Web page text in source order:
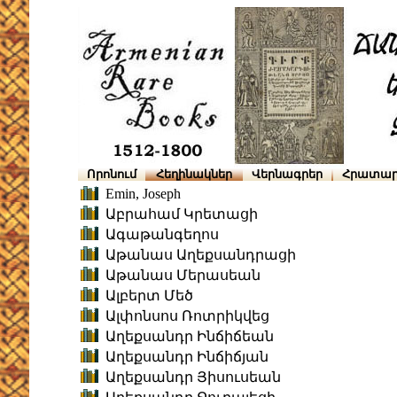
Որոնում Հեղինակներ Վերնագրեր
Emin, Joseph
Աբրահամ Կրետացի
Ագաթանգեղոս
Աթանաս Աղեքսանդրացի
Աթանաս Մերասեան
Ալբերտ Մեծ
Ալփոնսոս Ռոտրիկվեց
Աղեքսանդր Ինճիճեան
Աղեքսանդր Ինճիճյան
Աղեքսանդր Յիսուսեան